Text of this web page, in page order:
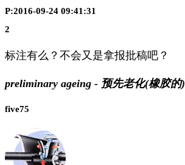
P:2016-09-24 09:41:31
2
标注有么？不会又是拿报批稿吧？
preliminary ageing - 预先老化(橡胶的)
five75